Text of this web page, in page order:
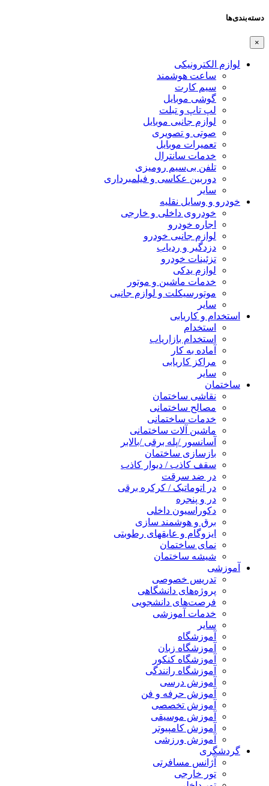
دسته‌بندی‌ها
×
لوازم الکترونیکی
ساعت هوشمند
سیم کارت
گوشی موبایل
لپ تاپ و تبلت
لوازم جانبی موبایل
صوتی و تصویری
تعمیرات موبایل
خدمات سانترال
تلفن بی‌سیم رومیزی
دوربین عکاسی و فیلمبرداری
سایر
خودرو و وسایل نقلیه
خودروی داخلی و خارجی
اجاره خودرو
لوازم جانبی خودرو
دزدگیر و ردیاب
تزئینات خودرو
لوازم یدکی
خدمات ماشین و موتور
موتورسیکلت و لوازم جانبی
سایر
استخدام و کاریابی
استخدام
استخدام بازاریاب
آماده به کار
مراکز کاریابی
سایر
ساختمان
نقاشی ساختمان
مصالح ساختمانی
خدمات ساختمانی
ماشین آلات ساختمانی
آسانسور /پله برقی /بالابر
بازسازی ساختمان
سقف کاذب / دیوار کاذب
در ضد سرقت
در اتوماتیک / کرکره برقی
در و پنجره
دکوراسیون داخلی
برق و هوشمند سازی
ایزوگام و عایقهای رطوبتی
نمای ساختمان
شیشه ساختمان
آموزشی
تدریس خصوصی
پروژه‌های دانشگاهی
فرصت‌های دانشجویی
خدمات آموزشی
سایر
آموزشگاه
آموزشگاه زبان
آموزشگاه کنکور
آموزشگاه رانندگی
آموزش درسی
آموزش حرفه و فن
آموزش تخصصی
آموزش موسیقی
آموزش کامپیوتر
آموزش ورزشی
گردشگری
آژانس مسافرتی
تور خارجی